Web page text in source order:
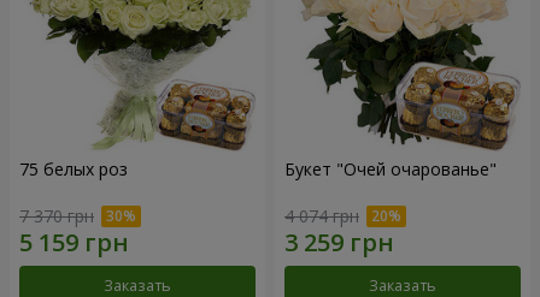
75 белых роз
7 370 грн
Заказать
Букет "Очей очарованье"
4 074 грн
Заказать